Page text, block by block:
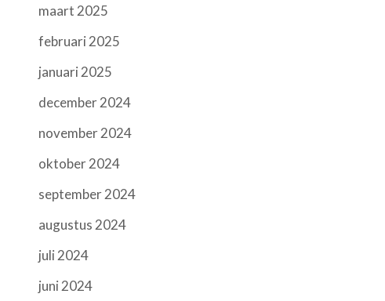
maart 2025
februari 2025
januari 2025
december 2024
november 2024
oktober 2024
september 2024
augustus 2024
juli 2024
juni 2024